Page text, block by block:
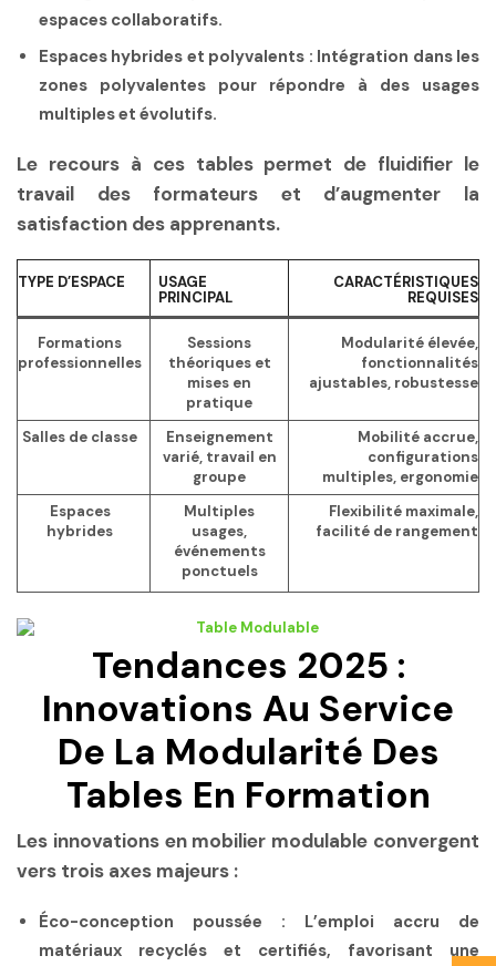
espaces collaboratifs.
Espaces hybrides et polyvalents : Intégration dans les
zones polyvalentes pour répondre à des usages
multiples et évolutifs.
Le recours à ces tables permet de fluidifier le
travail des formateurs et d’augmenter la
satisfaction des apprenants.
TYPE D’ESPACE
USAGE
PRINCIPAL
CARACTÉRISTIQUES
REQUISES
Formations
professionnelles
Sessions
théoriques et
mises en
pratique
Modularité élevée,
fonctionnalités
ajustables, robustesse
Salles de classe
Enseignement
varié, travail en
groupe
Mobilité accrue,
configurations
multiples, ergonomie
Espaces
hybrides
Multiples
usages,
événements
ponctuels
Flexibilité maximale,
facilité de rangement
Tendances 2025 :
Innovations Au Service
De La Modularité Des
Tables En Formation
Les innovations en mobilier modulable convergent
vers trois axes majeurs :
Éco-conception poussée : L’emploi accru de
matériaux recyclés et certifiés, favorisant une